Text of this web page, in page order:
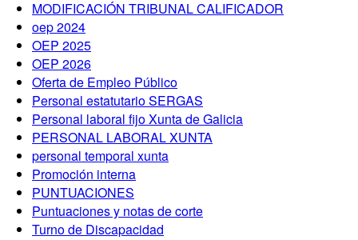
MODIFICACIÓN TRIBUNAL CALIFICADOR
oep 2024
OEP 2025
OEP 2026
Oferta de Empleo Público
Personal estatutario SERGAS
Personal laboral fijo Xunta de Galicia
PERSONAL LABORAL XUNTA
personal temporal xunta
Promoción interna
PUNTUACIONES
Puntuaciones y notas de corte
Turno de Discapacidad